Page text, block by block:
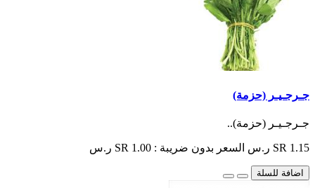
جـرجـيـر (حزمة)
جـرجـيـر (حزمة)..
SR 1.15 ر.س السعر بدون ضريبة : SR 1.00 ر.س
اضافة للسلة